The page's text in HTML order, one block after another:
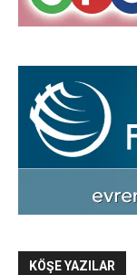
KÖŞE YAZILAR